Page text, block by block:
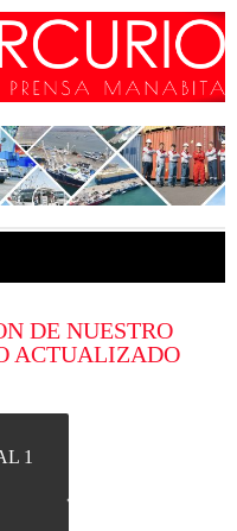
DE NUESTRO
ACTUALIZADO
1